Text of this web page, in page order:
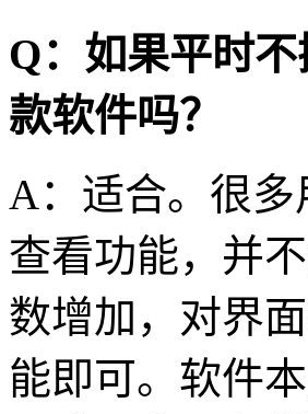
Q：如果平时
款软件吗？
A：适合。很
查看功能，并
数增加，对界
能即可。软件